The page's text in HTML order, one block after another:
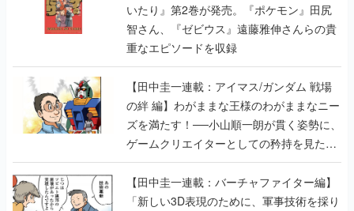
いたり』第2巻が発売。『ポケモン』田尻
智さん、『ゼビウス』遠藤雅伸さんらの貴
重なエピソードを収録
【田中圭一連載：アイマス/ガンダム 戦場
の絆 編】わがままな王様のわがままなニー
ズを満たす！──小山順一朗が貫く姿勢に、
ゲームクリエイターとしての矜持を見た
【若ゲのいたり最終回】
【田中圭一連載：バーチャファイター編】
「新しい3D表現のために、軍事技術を採り